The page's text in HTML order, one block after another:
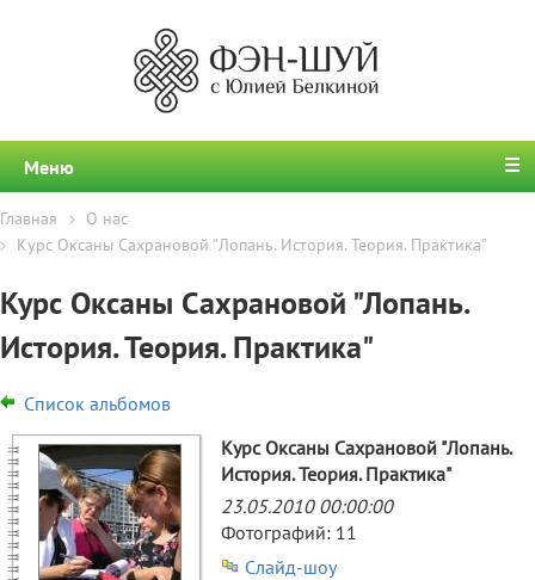
Меню
Главная
О нас
Курс Оксаны Сахрановой "Лопань. История. Теория. Практика"
Курс Оксаны Сахрановой "Лопань.
История. Теория. Практика"
Список альбомов
Курс Оксаны Сахрановой "Лопань.
История. Теория. Практика"
23.05.2010 00:00:00
Фотографий: 11
Слайд-шоу